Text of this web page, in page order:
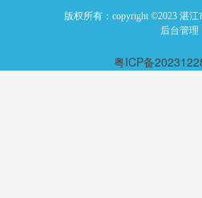
版权所有：copyright ©2023 湛
后台管理
粤ICP备